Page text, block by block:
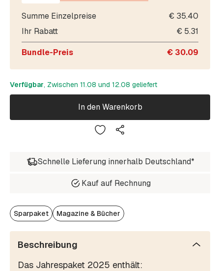
Summe Einzelpreise € 35.40
Ihr Rabatt
€ 5.31
Bundle-Preis € 30.09
Verfügbar, Zwischen 11.08 und 12.08 geliefert
In den Warenkorb
Schnelle Lieferung innerhalb Deutschland*
Kauf auf Rechnung
Sparpaket Magazine & Bücher
Beschreibung
Das Jahrespaket 2025 enthält: